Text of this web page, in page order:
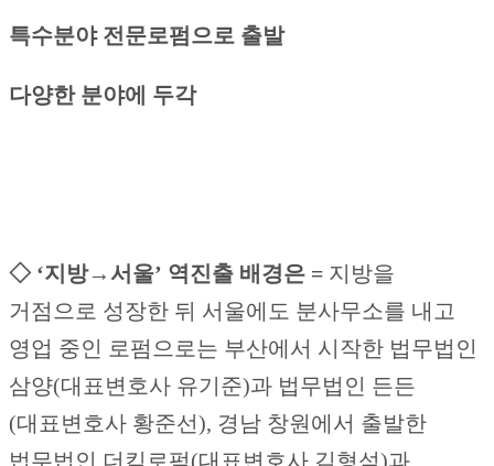
특수분야 전문로펌으로 출발
다양한 분야에 두각
◇ ‘지방→서울’ 역진출 배경은 = 지방을
거점으로 성장한 뒤 서울에도 분사무소를 내고
영업 중인 로펌으로는 부산에서 시작한 법무법인
삼양(대표변호사 유기준)과 법무법인 든든
(대표변호사 황준선), 경남 창원에서 출발한
법무법인 더킴로펌(대표변호사 김형석)과